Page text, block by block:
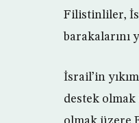
Filistinliler,
barakalarını
İsrail’in
destek